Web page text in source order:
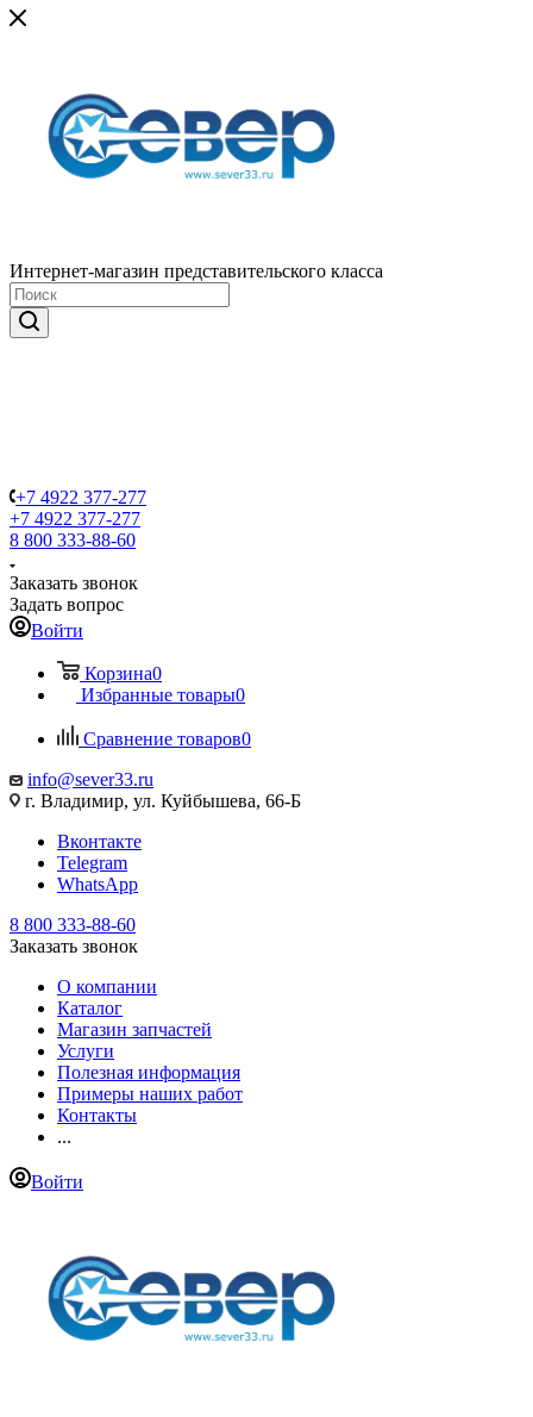
Интернет-магазин представительского класса
+7 4922 377-277
+7 4922 377-277
8 800 333-88-60
Заказать звонок
Задать вопрос
Войти
Корзина0
Избранные товары0
Сравнение товаров0
info@sever33.ru
г. Владимир, ул. Куйбышева, 66-Б
Вконтакте
Telegram
WhatsApp
8 800 333-88-60
Заказать звонок
О компании
Каталог
Магазин запчастей
Услуги
Полезная информация
Примеры наших работ
Контакты
...
Войти